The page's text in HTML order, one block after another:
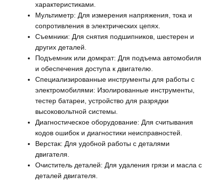
характеристиками.
Мультиметр: Для измерения напряжения, тока и
сопротивления в электрических цепях.
Съемники: Для снятия подшипников, шестерен и
других деталей.
Подъемник или домкрат: Для подъема автомобиля
и обеспечения доступа к двигателю.
Специализированные инструменты для работы с
электромобилями: Изолированные инструменты,
тестер батареи, устройство для разрядки
высоковольтной системы.
Диагностическое оборудование: Для считывания
кодов ошибок и диагностики неисправностей.
Верстак: Для удобной работы с деталями
двигателя.
Очиститель деталей: Для удаления грязи и масла с
деталей двигателя.